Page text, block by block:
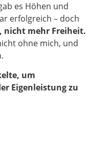
es Höhen und
erfolgreich – doch
nicht mehr Freiheit.
ohne mich, und
um
Eigenleistung zu